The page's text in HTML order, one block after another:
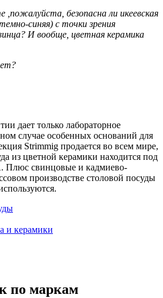
безопасна ли икеевская
синяя) с точки зрения
И вообще, цветная керамика
дает только лабораторное
случае особенных оснований для
Strimmig продается во всем мире,
из цветной керамики находится под
Плюс свинцовые и кадмиево-
производстве столовой посуды
и керамики
по маркам